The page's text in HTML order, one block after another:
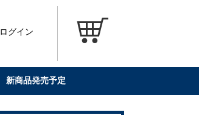
ログイン
新商品発売予定